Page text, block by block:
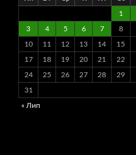
1
3 4 5 6 7 8
10 11 12 13 14 15
17 18 19 20 21 22
24 25 26 27 28 29
31
« Лип